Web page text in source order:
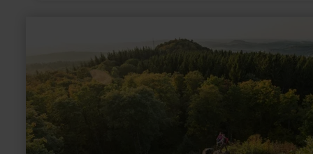
Keltenpfad